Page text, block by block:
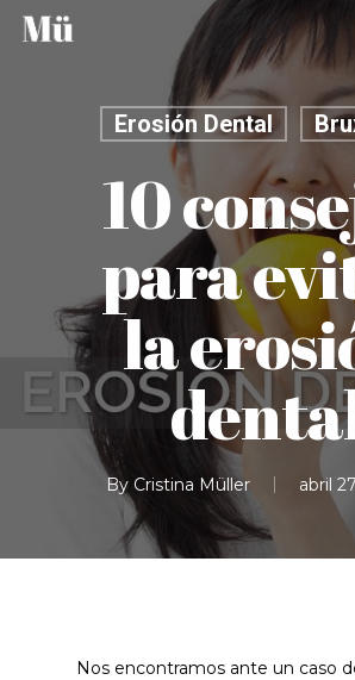
Skip
Erosión Dental
10
para
la
By Cristina Müller abril
Nos encontramos ante un caso